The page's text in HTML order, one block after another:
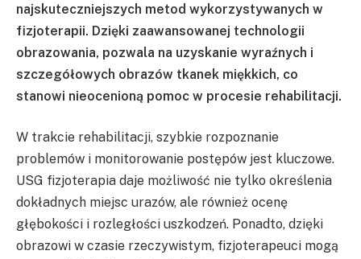
najskuteczniejszych metod wykorzystywanych w
fizjoterapii. Dzięki zaawansowanej technologii
obrazowania, pozwala na uzyskanie wyraźnych i
szczegółowych obrazów tkanek miękkich, co
stanowi nieocenioną pomoc w procesie rehabilitacji.
W trakcie rehabilitacji, szybkie rozpoznanie
problemów i monitorowanie postępów jest kluczowe.
USG fizjoterapia daje możliwość nie tylko określenia
dokładnych miejsc urazów, ale również ocenę
głębokości i rozległości uszkodzeń. Ponadto, dzięki
obrazowi w czasie rzeczywistym, fizjoterapeuci mogą